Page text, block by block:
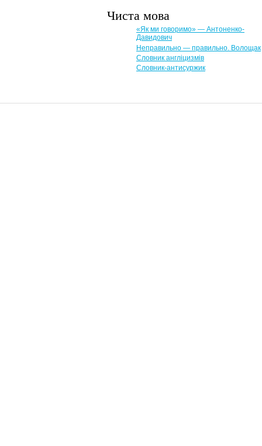
Чиста мова
«Як ми говоримо» — Антоненко-
Давидович
Неправильно — правильно. Волощак
Словник англіцизмів
Словник-антисуржик